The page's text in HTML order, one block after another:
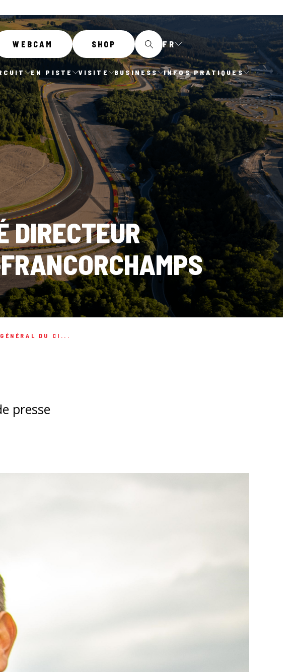
WEBCAM SHOP FR
EN PISTE VISITE BUSINESS INFOS PRATIQUES
DIRECTEUR
DU CI...
presse